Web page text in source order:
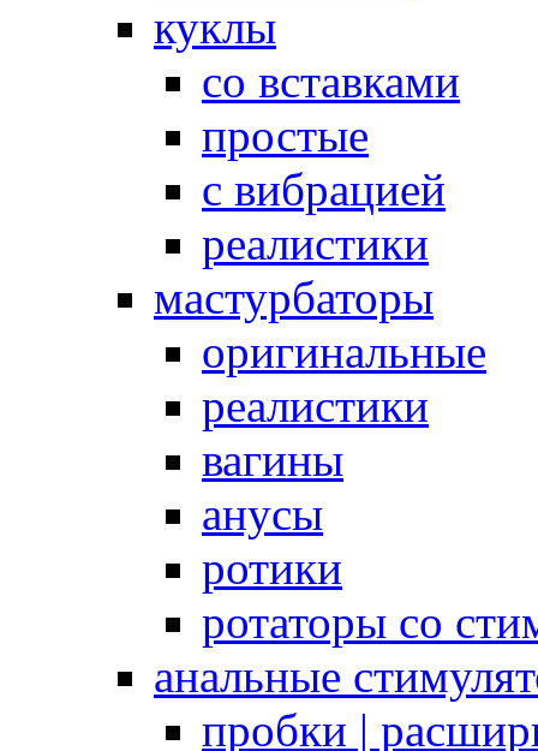
куклы
со вставками
простые
с вибрацией
реалистики
мастурбаторы
оригинальные
реалистики
вагины
анусы
ротики
ротаторы со
анальные
пробки |